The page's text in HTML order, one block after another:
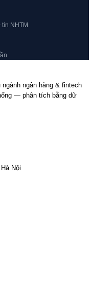
NHTM
ngân hàng & fintech
— phân tích bằng dữ
Nội